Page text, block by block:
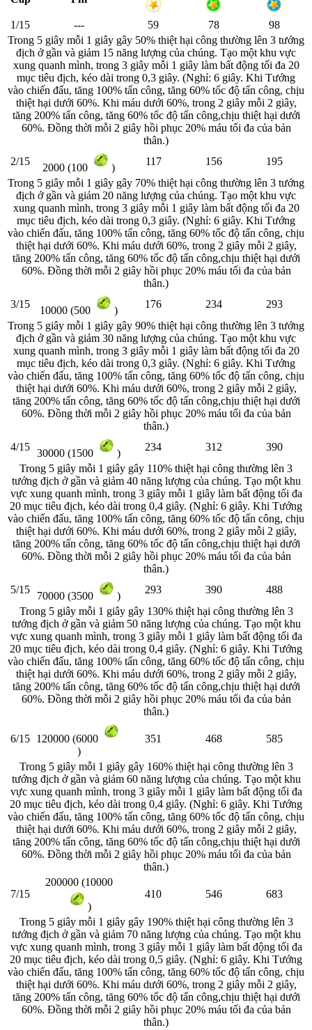
1/15 --- 59 78
98
Trong 5 giây mỗi 1 giây gây 50% thiệt hại công thường lên 3 tướng
địch ở gần và giảm 15 năng lượng của chúng. Tạo một khu vực
xung quanh mình, trong 3 giây mỗi 1 giây làm bất động tối đa 20
mục tiêu địch, kéo dài trong 0,3 giây. (Nghỉ: 6 giây. Khi Tướng
vào chiến đấu, tăng 100% tấn công, tăng 60% tốc độ tấn công, chịu
thiệt hại dưới 60%. Khi máu dưới 60%, trong 2 giây mỗi 2 giây,
tăng 200% tấn công, tăng 60% tốc độ tấn công,chịu thiệt hại dưới
60%. Đồng thời mỗi 2 giây hồi phục 20% máu tối đa của bản
thân.)
2/15
2000 (100 )
117 156
195
Trong 5 giây mỗi 1 giây gây 70% thiệt hại công thường lên 3 tướng
địch ở gần và giảm 20 năng lượng của chúng. Tạo một khu vực
xung quanh mình, trong 3 giây mỗi 1 giây làm bất động tối đa 20
mục tiêu địch, kéo dài trong 0,3 giây. (Nghỉ: 6 giây. Khi Tướng
vào chiến đấu, tăng 100% tấn công, tăng 60% tốc độ tấn công, chịu
thiệt hại dưới 60%. Khi máu dưới 60%, trong 2 giây mỗi 2 giây,
tăng 200% tấn công, tăng 60% tốc độ tấn công,chịu thiệt hại dưới
60%. Đồng thời mỗi 2 giây hồi phục 20% máu tối đa của bản
thân.)
3/15
10000 (500 )
176 234
293
Trong 5 giây mỗi 1 giây gây 90% thiệt hại công thường lên 3 tướng
địch ở gần và giảm 30 năng lượng của chúng. Tạo một khu vực
xung quanh mình, trong 3 giây mỗi 1 giây làm bất động tối đa 20
mục tiêu địch, kéo dài trong 0,3 giây. (Nghỉ: 6 giây. Khi Tướng
vào chiến đấu, tăng 100% tấn công, tăng 60% tốc độ tấn công, chịu
thiệt hại dưới 60%. Khi máu dưới 60%, trong 2 giây mỗi 2 giây,
tăng 200% tấn công, tăng 60% tốc độ tấn công,chịu thiệt hại dưới
60%. Đồng thời mỗi 2 giây hồi phục 20% máu tối đa của bản
thân.)
4/15
30000 (1500 )
234 312
390
Trong 5 giây mỗi 1 giây gây 110% thiệt hại công thường lên 3
tướng địch ở gần và giảm 40 năng lượng của chúng. Tạo một khu
vực xung quanh mình, trong 3 giây mỗi 1 giây làm bất động tối đa
20 mục tiêu địch, kéo dài trong 0,4 giây. (Nghỉ: 6 giây. Khi Tướng
vào chiến đấu, tăng 100% tấn công, tăng 60% tốc độ tấn công, chịu
thiệt hại dưới 60%. Khi máu dưới 60%, trong 2 giây mỗi 2 giây,
tăng 200% tấn công, tăng 60% tốc độ tấn công,chịu thiệt hại dưới
60%. Đồng thời mỗi 2 giây hồi phục 20% máu tối đa của bản
thân.)
5/15
70000 (3500 )
293 390
488
Trong 5 giây mỗi 1 giây gây 130% thiệt hại công thường lên 3
tướng địch ở gần và giảm 50 năng lượng của chúng. Tạo một khu
vực xung quanh mình, trong 3 giây mỗi 1 giây làm bất động tối đa
20 mục tiêu địch, kéo dài trong 0,4 giây. (Nghỉ: 6 giây. Khi Tướng
vào chiến đấu, tăng 100% tấn công, tăng 60% tốc độ tấn công, chịu
thiệt hại dưới 60%. Khi máu dưới 60%, trong 2 giây mỗi 2 giây,
tăng 200% tấn công, tăng 60% tốc độ tấn công,chịu thiệt hại dưới
60%. Đồng thời mỗi 2 giây hồi phục 20% máu tối đa của bản
thân.)
6/15 120000 (6000
)
351 468 585
Trong 5 giây mỗi 1 giây gây 160% thiệt hại công thường lên 3
tướng địch ở gần và giảm 60 năng lượng của chúng. Tạo một khu
vực xung quanh mình, trong 3 giây mỗi 1 giây làm bất động tối đa
20 mục tiêu địch, kéo dài trong 0,4 giây. (Nghỉ: 6 giây. Khi Tướng
vào chiến đấu, tăng 100% tấn công, tăng 60% tốc độ tấn công, chịu
thiệt hại dưới 60%. Khi máu dưới 60%, trong 2 giây mỗi 2 giây,
tăng 200% tấn công, tăng 60% tốc độ tấn công,chịu thiệt hại dưới
60%. Đồng thời mỗi 2 giây hồi phục 20% máu tối đa của bản
thân.)
7/15
200000 (10000
)
410 546 683
Trong 5 giây mỗi 1 giây gây 190% thiệt hại công thường lên 3
tướng địch ở gần và giảm 70 năng lượng của chúng. Tạo một khu
vực xung quanh mình, trong 3 giây mỗi 1 giây làm bất động tối đa
20 mục tiêu địch, kéo dài trong 0,5 giây. (Nghỉ: 6 giây. Khi Tướng
vào chiến đấu, tăng 100% tấn công, tăng 60% tốc độ tấn công, chịu
thiệt hại dưới 60%. Khi máu dưới 60%, trong 2 giây mỗi 2 giây,
tăng 200% tấn công, tăng 60% tốc độ tấn công,chịu thiệt hại dưới
60%. Đồng thời mỗi 2 giây hồi phục 20% máu tối đa của bản
thân.)